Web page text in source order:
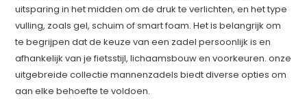
uitsparing in het midden om de druk te verlichten, en het type
vulling, zoals gel, schuim of smart foam. Het is belangrijk om
te begrijpen dat de keuze van een zadel persoonlijk is en
afhankelijk van je fietsstijl, lichaamsbouw en voorkeuren. onze
uitgebreide collectie mannenzadels biedt diverse opties om
aan elke behoefte te voldoen.